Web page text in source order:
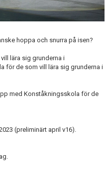
hoppa och snurra på isen?
lära sig grunderna i
för de som vill lära sig grunderna i
med Konståkningsskola för de
(preliminärt april v16).